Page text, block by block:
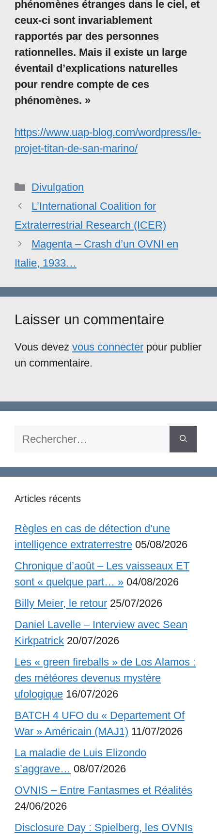
phénomènes étranges dans le ciel, et
ceux-ci sont invariablement
rapportés par des personnes
rationnelles. Mais il existe un large
éventail d’explications naturelles
pour rendre compte de ces
phénomènes. »
https://www.uap-blog.com/wordpress/le-
projet-titan-de-san-marino/
Catégories
Divulgation
L’International Coalition for
Extraterrestrial Research (ICER)
Magenta – Crash d’un OVNI en
Italie, 1933…
Laisser un commentaire
Vous devez vous connecter pour publier
un commentaire.
Rechercher :
Articles récents
Règles en cas de détection d’une
intelligence extraterrestre 05/08/2026
Chronique d’août – Les vaisseaux ET
sont « quelque part… » 04/08/2026
Billy Meier, le retour 25/07/2026
Daniel Lavelle – Interview avec Sean
Kirkpatrick 20/07/2026
Les « green fireballs » de Los Alamos :
des météores devenus mystère
ufologique 16/07/2026
BATCH 4 UFO du « Departement Of
War » Américain (MAJ1) 11/07/2026
La maladie de Luis Elizondo
s’aggrave… 08/07/2026
OVNIS – Entre Fantasmes et Réalités
24/06/2026
Disclosure Day : Spielberg, les OVNIs